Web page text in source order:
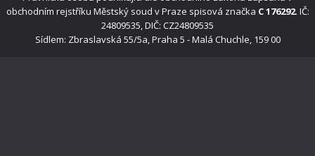
obchodním rejstříku Městský soud v Praze spisová značka C 176292. IČ:
24809535, DIČ: CZ24809535
Sídlem: Zbraslavská 55/5a, Praha 5 - Malá Chuchle, 159 00